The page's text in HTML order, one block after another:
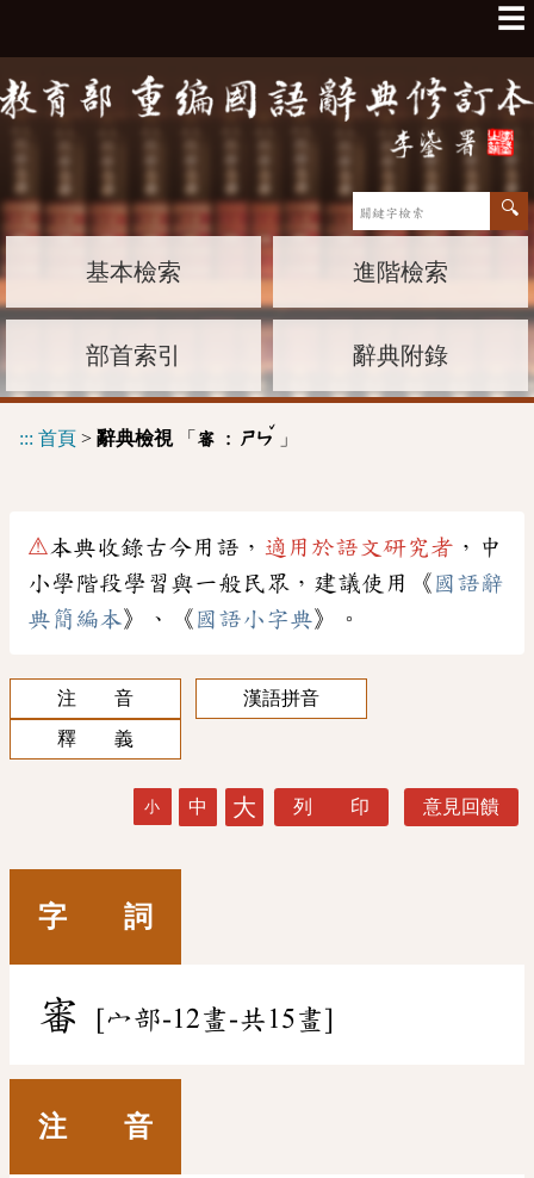
☰
基本檢索 進階檢索
部首索引 辭典附錄
::: 首頁 > 辭典檢視「 審 : ㄕㄣ
ˇ
」
⚠本典收錄古今用語， 適用於語文研究者 ，中
小學階段學習與一般民眾，建議使用《 國語辭
典簡編本》、《 國語小字典》。
注 音
漢語拼音
釋 義
小 中 大 列 印 意見回饋
字 詞
審 [宀部-12畫-共15畫]
注 音